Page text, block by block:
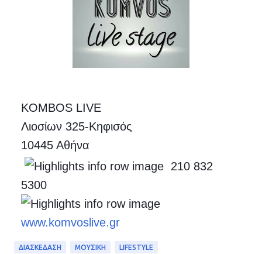
KOMBOS LIVE
Λιοσίων 325-Κηφισός
10445 Αθήνα
210 832
5300
www.komvoslive.gr
ΔΙΑΣΚΕΔΑΣΗ ΜΟΥΣΙΚΗ LIFESTYLE